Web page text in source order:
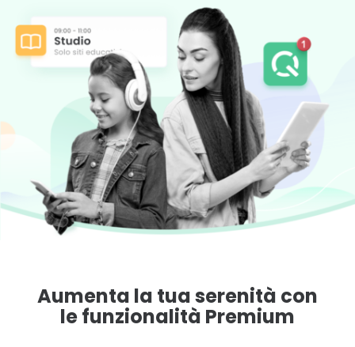
Aumenta la tua serenità con
le funzionalità Premium